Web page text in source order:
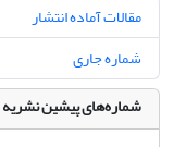
مقالات آماده انتشار
شماره جاری
شماره‌های پیشین نشریه